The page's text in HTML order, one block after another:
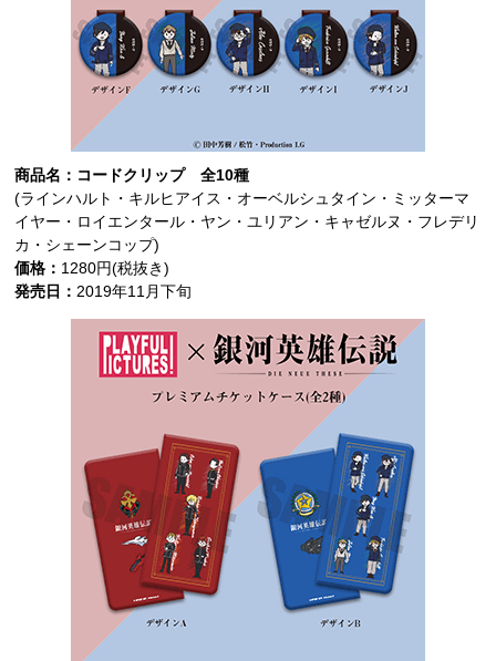
商品名：コードクリップ 全10種
(ラインハルト・キルヒアイス・オーベルシュタイン・ミッターマ
イヤー・ロイエンタール・ヤン・ユリアン・キャゼルヌ・フレデリ
カ・シェーンコップ)
価格： 1280円(税抜き)
発売日：2019年11月下旬